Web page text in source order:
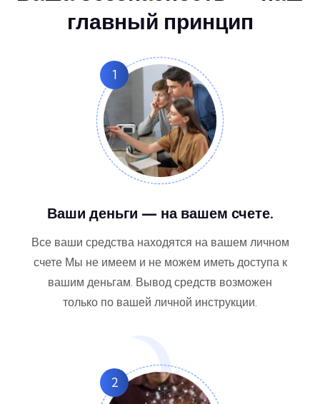
главный принцип
1
Ваши деньги — на вашем счете.
Все ваши средства находятся на вашем личном
счете Мы не имеем и не можем иметь доступа к
вашим деньгам. Вывод средств возможен
только по вашей личной инструкции.
2